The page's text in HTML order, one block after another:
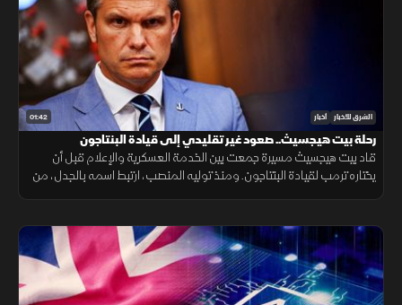
01:42 الشرق للأخبار أخبار
رحلة بيت هيجسيث.. صعود غير تقليدي إلى قيادة البنتاجون
قاد بيت هيجسيث مسيرة جمعت بين الخدمة العسكرية والإعلام قبل أن
يختاره ترمب لقيادة البنتاجون. ومنذ توليه المنصب، ارتبط اسمه بالجدل، من